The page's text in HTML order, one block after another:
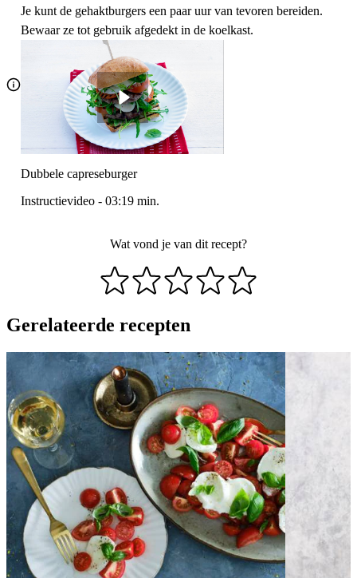
Je kunt de gehaktburgers een paar uur van tevoren bereiden.
Bewaar ze tot gebruik afgedekt in de koelkast.
Dubbele capreseburger
Instructievideo - 03:19 min.
Wat vond je van dit recept?
Gerelateerde recepten